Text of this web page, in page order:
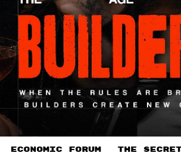
ECONOMIC FORUM THE